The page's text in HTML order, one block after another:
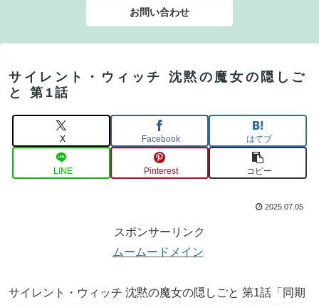
お問い合わせ
サイレント・ウィッチ 沈黙の魔女の隠しご
と 第1話
X Facebook はてブ
LINE Pinterest コピー
2025.07.05
スポンサーリンク
ムームードメイン
サイレント・ウィッチ 沈黙の魔女の隠しごと 第1話「同期